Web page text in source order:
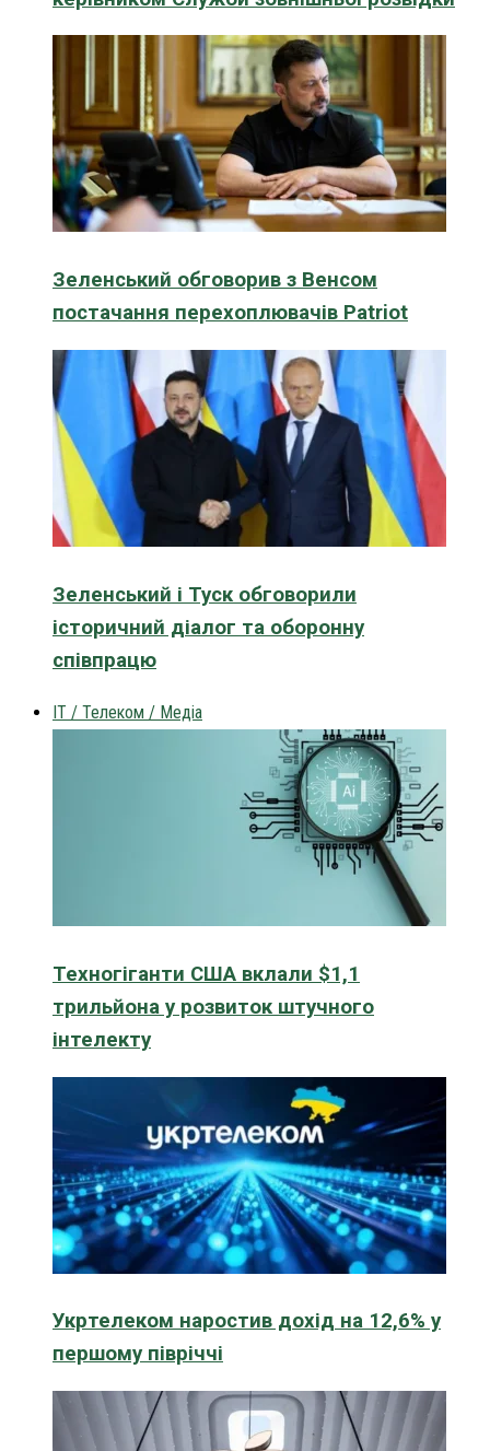
Зеленський обговорив з Венсом
постачання перехоплювачів Patriot
Зеленський і Туск обговорили
історичний діалог та оборонну
співпрацю
IT / Телеком / Медіа
Техногіганти США вклали $1,1
трильйона у розвиток штучного
інтелекту
Укртелеком наростив дохід на 12,6% у
першому півріччі